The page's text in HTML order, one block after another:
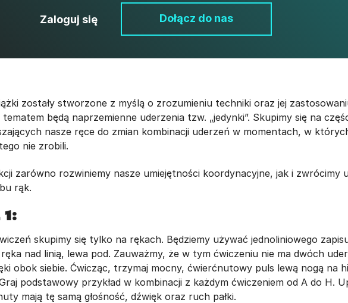
Zaloguj się Dołącz do nas
zostały stworzone z myślą o zrozumieniu techniki oraz jej
będą naprzemienne uderzenia tzw. „jedynki”. Skupimy się na
nasze ręce do zmian kombinacji uderzeń w momentach, w
nie zrobili.
zarówno rozwiniemy nasze umiejętności koordynacyjne, jak i zwrócimy
rąk.
skupimy się tylko na rękach. Będziemy używać jednoliniowego
nad linią, lewa pod. Zauważmy, że w tym ćwiczeniu nie ma dwóch
obok siebie. Ćwicząc, trzymaj mocny, ćwierćnutowy puls lewą nogą na
podstawowy przykład w kombinacji z każdym ćwiczeniem od A do H.
mają tę samą głośność, dźwięk oraz ruch pałki.